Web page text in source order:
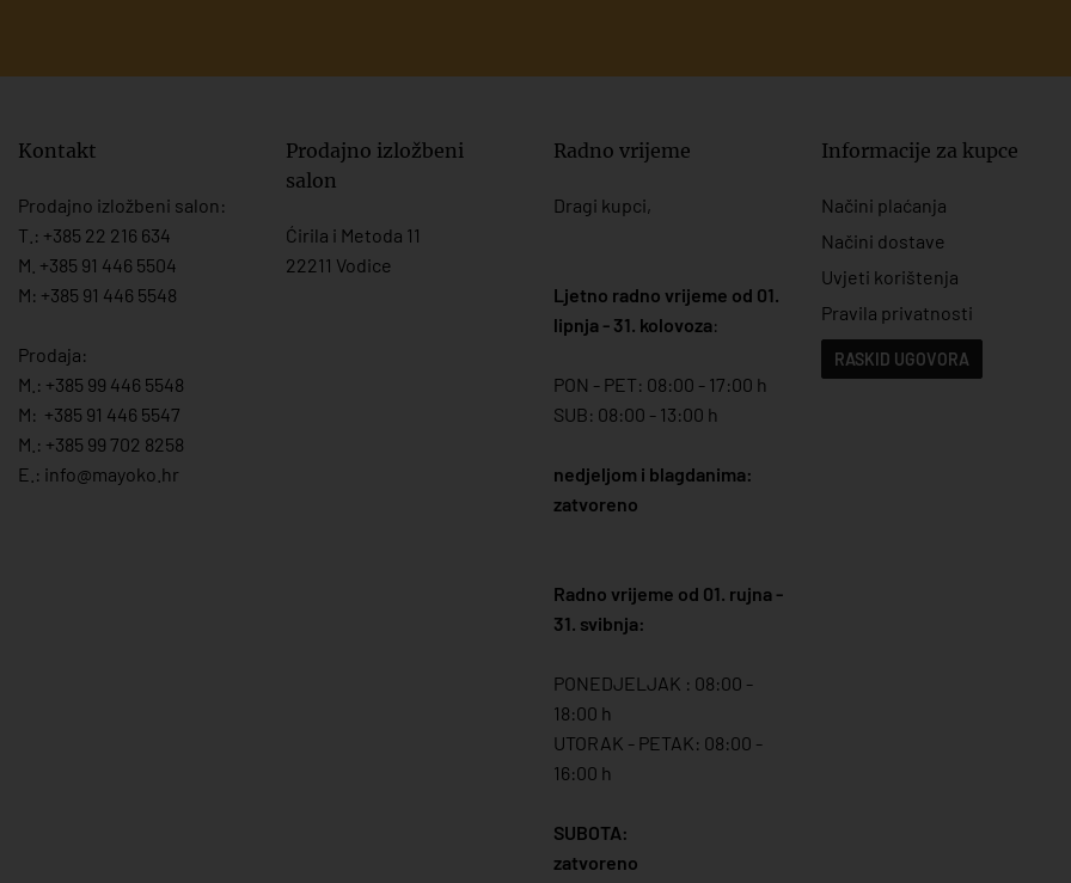
Kontakt
Prodajno izložbeni salon:
T.: +385 22 216 634
M. +385 91 446 5504
M: +385 91 446 5548
Prodaja:
M.: +385 99 446 5548
M: +385 91 446 5547
M.: +385 99 702 8258
E.: info@mayoko. hr
Prodajno izložbeni
salon
Ćirila i Metoda 11
22211 Vodice
Radno vrijeme
Dragi kupci,
Ljetno radno vrijeme od 01.
lipnja - 31. kolovoza:
PON - PET: 08:00 - 17:00 h
SUB: 08:00 - 13:00 h
nedjeljom i blagdanima:
zatvoreno
Radno vrijeme od 01. rujna -
31. svibnja:
PONEDJELJAK : 08:00 -
18:00 h
UTORAK - PETAK: 08:00 -
16:00 h
SUBOTA:
zatvoreno
Informacije za kupce
Načini plaćanja
Načini dostave
Uvjeti korištenja
Pravila privatnosti
RASKID UGOVORA